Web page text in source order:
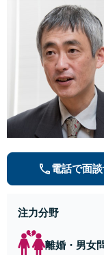
電話で面
注力分野
離婚・男女